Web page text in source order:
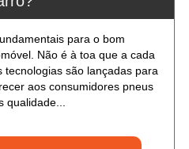
para o bom
Não é à toa que a cada
tecnologias são lançadas para
aos consumidores pneus
qualidade...